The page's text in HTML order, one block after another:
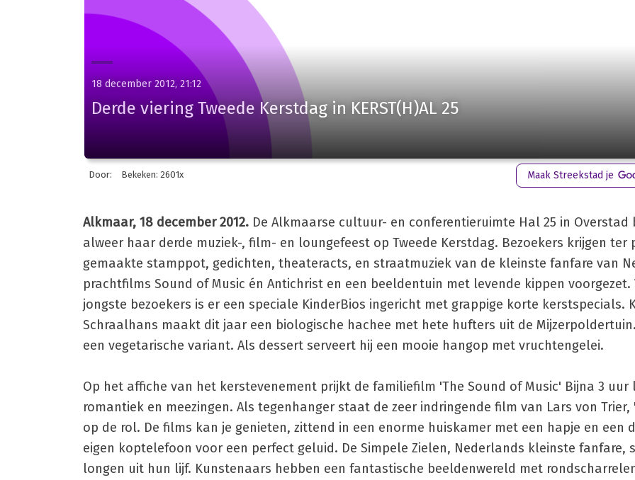
18 december 2012, 21:12
Derde viering Tweede Kerstdag in KERST(H)AL 25
Door: Bekeken: 2601x Maak Streekstad je
Alkmaar, 18 december 2012. De Alkmaarse cultuur- en conferentieruimte Hal 25 in Overstad
alweer haar derde muziek-, film- en loungefeest op Tweede Kerstdag. Bezoekers krijgen ter
gemaakte stamppot, gedichten, theateracts, en straatmuziek van de kleinste fanfare van
prachtfilms Sound of Music én Antichrist en een beeldentuin met levende kippen voorgezet.
jongste bezoekers is er een speciale KinderBios ingericht met grappige korte kerstspecials.
Schraalhans maakt dit jaar een biologische hachee met hete hufters uit de
een vegetarische variant. Als dessert serveert hij een mooie hangop met vruchtengelei.
Op het affiche van het kerstevenement prijkt de familiefilm 'The Sound of Music' Bijna 3 uur
romantiek en meezingen. Als tegenhanger staat de zeer indringende film van Lars von Trier,
op de rol. De films kan je genieten, zittend in een enorme huiskamer met een hapje en een
eigen koptelefoon voor een perfect geluid. De Simpele Zielen, Nederlands kleinste fanfare,
longen uit hun lijf. Kunstenaars hebben een fantastische beeldenwereld met